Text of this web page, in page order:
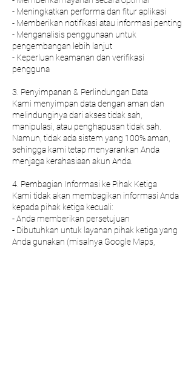
- Meningkatkan performa dan fitur aplikasi
- Memberikan notifikasi atau informasi penting
- Menganalisis penggunaan untuk
pengembangan lebih lanjut
- Keperluan keamanan dan verifikasi
pengguna
3. Penyimpanan & Perlindungan Data
Kami menyimpan data dengan aman dan
melindunginya dari akses tidak sah,
manipulasi, atau penghapusan tidak sah.
Namun, tidak ada sistem yang 100% aman,
sehingga kami tetap menyarankan Anda
menjaga kerahasiaan akun Anda.
4. Pembagian Informasi ke Pihak Ketiga
Kami tidak akan membagikan informasi Anda
kepada pihak ketiga kecuali:
- Anda memberikan persetujuan
- Dibutuhkan untuk layanan pihak ketiga yang
Anda gunakan (misalnya Google Maps,